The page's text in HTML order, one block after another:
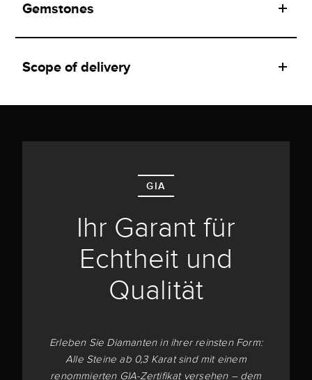
Gemstones
Scope of delivery
GIA
Ihr Garant für
Echtheit und
Qualität
Erleben Sie Diamanten in ihrer reinsten Form:
Alle Steine ab 0,3 Karat sind mit einem
renommierten GIA-Zertifikat versehen – dem